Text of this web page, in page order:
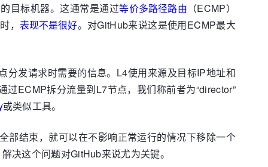
目标机器。这通常是通过等价多路径路由 （ECMP）
， 表现不是很好。对GitHub来说这是使用ECMP最大
分发请求时需要的信息。L4使用来源及目标IP地址和
ECMP拆分流量到L7节点，我们称前者为“director”
或类似工具。
部结束，就可以在不影响正常运行的情况下移除一个
决这个问题对GitHub来说尤为关键。